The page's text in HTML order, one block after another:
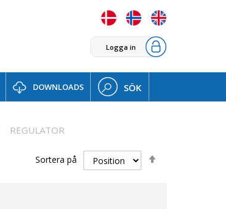
Logga in
DOWNLOADS SÖK
REGULATOR
Sortera på